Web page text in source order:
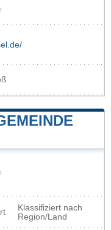
Klassifiziert nach
Region/Land